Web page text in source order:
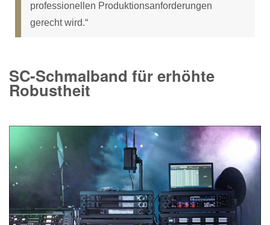
professionellen Produktionsanforderungen
gerecht wird.“
SC-Schmalband für erhöhte
Robustheit